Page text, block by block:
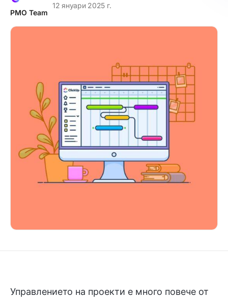
PMO Team
12 януари 2025 г.
Управлението на проекти е много повече от